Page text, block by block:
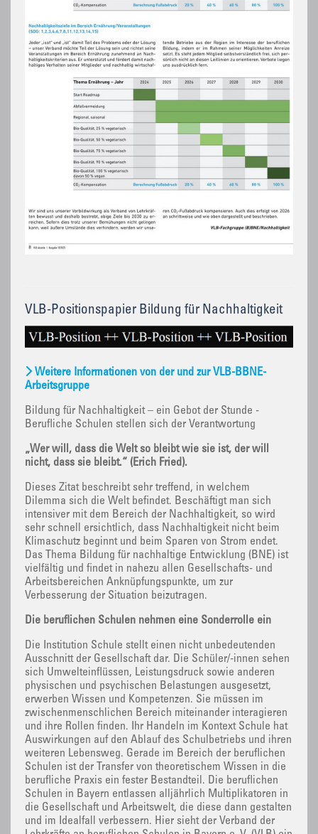
VLB-Positionspapier Bildung für Nachhaltigkeit
Weitere Informationen von der und zur VLB-BBNE-
Arbeitsgruppe
Bildung für Nachhaltigkeit – ein Gebot der Stunde -
Berufliche Schulen stellen sich der Verantwortung
„Wer will, dass die Welt so bleibt wie sie ist, der will
nicht, dass sie bleibt.“ (Erich Fried).
Dieses Zitat beschreibt sehr treffend, in welchem
Dilemma sich die Welt befindet. Beschäftigt man sich
intensiver mit dem Bereich der Nachhaltigkeit, so wird
sehr schnell ersichtlich, dass Nachhaltigkeit nicht beim
Klimaschutz beginnt und beim Sparen von Strom endet.
Das Thema Bildung für nachhaltige Entwicklung (BNE) ist
vielfältig und findet in nahezu allen Gesellschafts- und
Arbeitsbereichen Anknüpfungspunkte, um zur
Verbesserung der Situation beizutragen.
Die beruflichen Schulen nehmen eine Sonderrolle ein
Die Institution Schule stellt einen nicht unbedeutenden
Ausschnitt der Gesellschaft dar. Die Schüler/-innen sehen
sich Umwelteinflüssen, Leistungsdruck sowie anderen
physischen und psychischen Belastungen ausgesetzt,
erwerben Wissen und Kompetenzen. Sie müssen im
zwischenmenschlichen Bereich miteinander interagieren
und ihre Rollen finden. Ihr Handeln im Kontext Schule hat
Auswirkungen auf den Ablauf des Schulbetriebs und ihren
weiteren Lebensweg. Gerade im Bereich der beruflichen
Schulen ist der Transfer von theoretischem Wissen in die
berufliche Praxis ein fester Bestandteil. Die beruflichen
Schulen in Bayern entlassen alljährlich Multiplikatoren in
die Gesellschaft und Arbeitswelt, die diese dann gestalten
und im Idealfall verbessern. Hier sieht der Verband der